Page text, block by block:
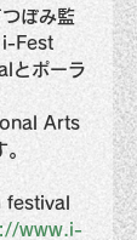
ぼみ監
i-Fest
とポーラ
Arts
festival
www.i-